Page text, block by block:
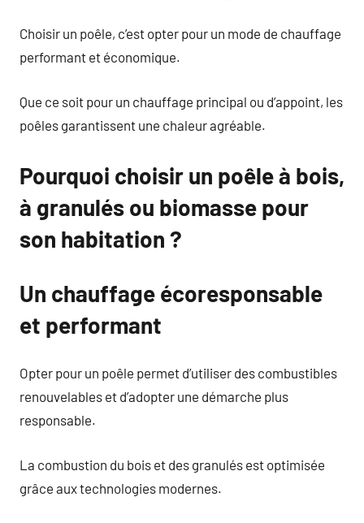
Choisir un poêle, c’est opter pour un mode de chauffage
performant et économique.
Que ce soit pour un chauffage principal ou d’appoint, les
poêles garantissent une chaleur agréable.
Pourquoi choisir un poêle à bois,
à granulés ou biomasse pour
son habitation ?
Un chauffage écoresponsable
et performant
Opter pour un poêle permet d’utiliser des combustibles
renouvelables et d’adopter une démarche plus
responsable.
La combustion du bois et des granulés est optimisée
grâce aux technologies modernes.